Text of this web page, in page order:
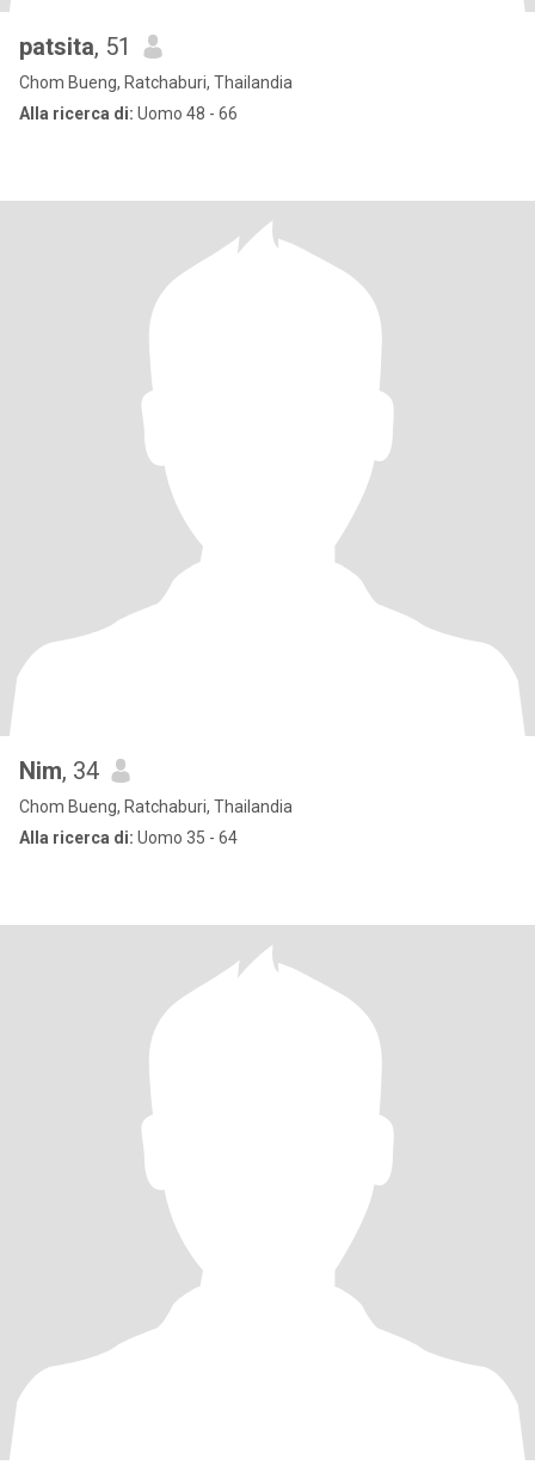
patsita, 51
Chom Bueng, Ratchaburi, Thailandia
Alla ricerca di: Uomo 48 - 66
Nim, 34
Chom Bueng, Ratchaburi, Thailandia
Alla ricerca di: Uomo 35 - 64